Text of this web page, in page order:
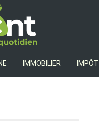
IMMOBILIER IMPÔT